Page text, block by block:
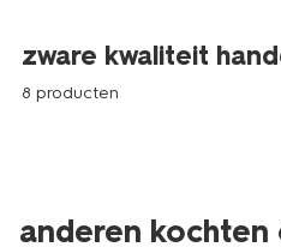
zware kwaliteit
8 producten
anderen kochten